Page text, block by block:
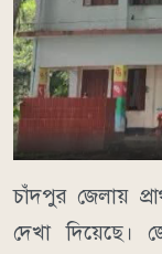
চাঁদপুর জেলায়
দেখা দিয়েছে।